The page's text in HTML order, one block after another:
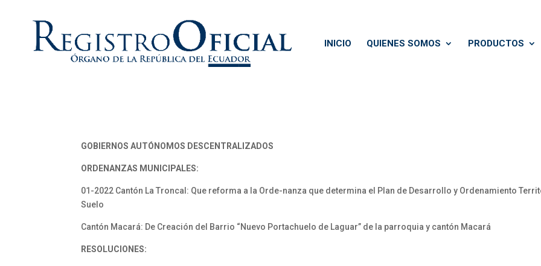
INICIO QUIENES SOMOS PRODUCTOS
GOBIERNOS AUTÓNOMOS DESCENTRALIZADOS
ORDENANZAS MUNICIPALES:
01-2022 Cantón La Troncal: Que reforma a la Orde-nanza que determina el Plan de Desarrollo y Ordenamiento
Suelo
Cantón Macará: De Creación del Barrio “Nuevo Portachuelo de Laguar” de la parroquia y cantón Macará
RESOLUCIONES: